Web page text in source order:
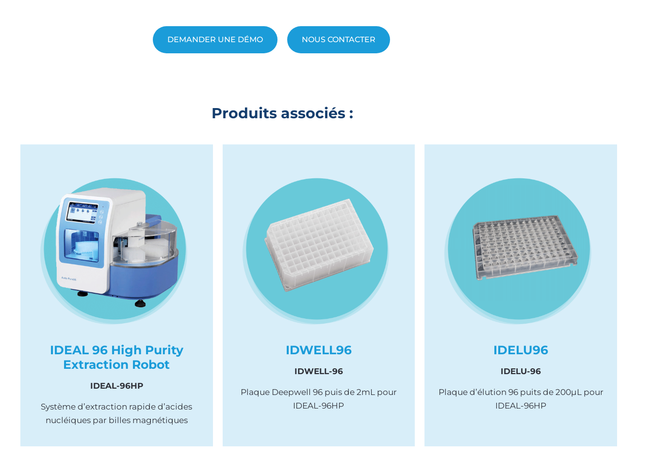
DEMANDER UNE DÉMO NOUS CONTACTER
Produits associés :
IDEAL 96 High Purity
Extraction Robot
IDEAL-96HP
Système d’extraction rapide d’acides
nucléiques par billes magnétiques
IDWELL96
IDWELL-96
Plaque Deepwell 96 puis de 2mL pour
IDEAL-96HP
IDELU96
IDELU-96
Plaque d’élution 96 puits de 200µL pour
IDEAL-96HP